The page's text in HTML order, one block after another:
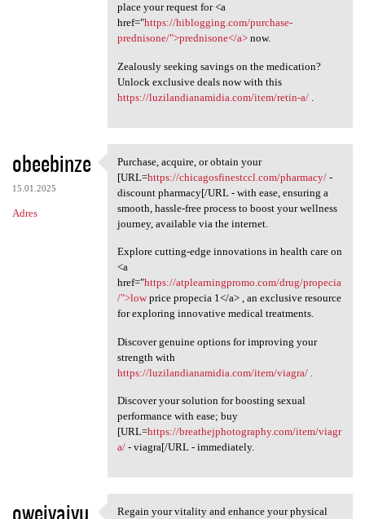
place your request for <a
href="https://hiblogging.com/purchase-
prednisone/">prednisone</a>now.
Zealously seeking savings on the medication?
Unlock exclusive deals now with this
https://luzilandianamidia.com/item/retin-a/.
obeebinze
15.01.2025
Adres
Purchase, acquire, or obtain
Purchase, acquire, or obtain your
[URL=https://chicagosfinestccl.com/pharmacy/-
discount pharmacy[/URL - with ease, ensuring a
smooth, hassle-free process to boost your wellness
journey, available via the internet.
Explore cutting-edge innovations in health care on
<a
href="https://atplearningpromo.com/drug/propecia
/">lowprice propecia 1</a> , an exclusive resource
for exploring innovative medical treatments.
Discover genuine options for improving your
strength with
https://luzilandianamidia.com/item/viagra/.
Discover your solution for boosting sexual
performance with ease; buy
[URL=https://breathejphotography.com/item/viagr
a/- viagra[/URL - immediately.
oweivaivu Regain your vitality and enhance your physical